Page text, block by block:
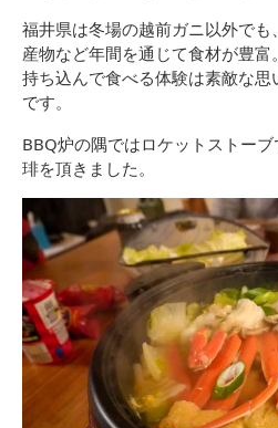
福井県は冬場の越前ガニ以外で
産物など年間を通じて食材が豊
持ち込んで食べる体験は素敵な
です。
BBQ炉の隅ではロケットストー
琲を頂きました。